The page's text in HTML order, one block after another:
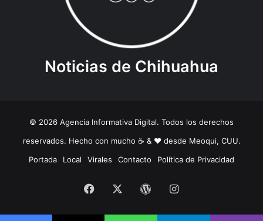
Noticias de Chihuahua
© 2026 Agencia Informativa Digital. Todos los derechos
reservados. Hecho con mucho ☕️ & ❤️ desde Meoqui, CUU.
Portada
Local Virales Contacto Política de Privacidad
Facebook WordPressInstagram